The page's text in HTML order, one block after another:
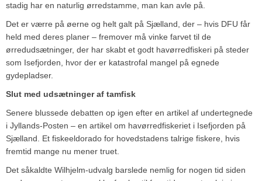
stadig har en naturlig ørredstamme, man kan avle på.
Det er værre på øerne og helt galt på Sjælland, der – hvis DFU får
held med deres planer – fremover må vinke farvet til de
ørredudsætninger, der har skabt et godt havørredfiskeri på steder
som Isefjorden, hvor der er katastrofal mangel på egnede
gydepladser.
Slut med udsætninger af tamfisk
Senere blussede debatten op igen efter en artikel af undertegnede
i Jyllands-Posten – en artikel om havørredfiskeriet i Isefjorden på
Sjælland. Et fiskeeldorado for hovedstadens talrige fiskere, hvis
fremtid mange nu mener truet.
Det såkaldte Wilhjelm-udvalg barslede nemlig for nogen tid siden